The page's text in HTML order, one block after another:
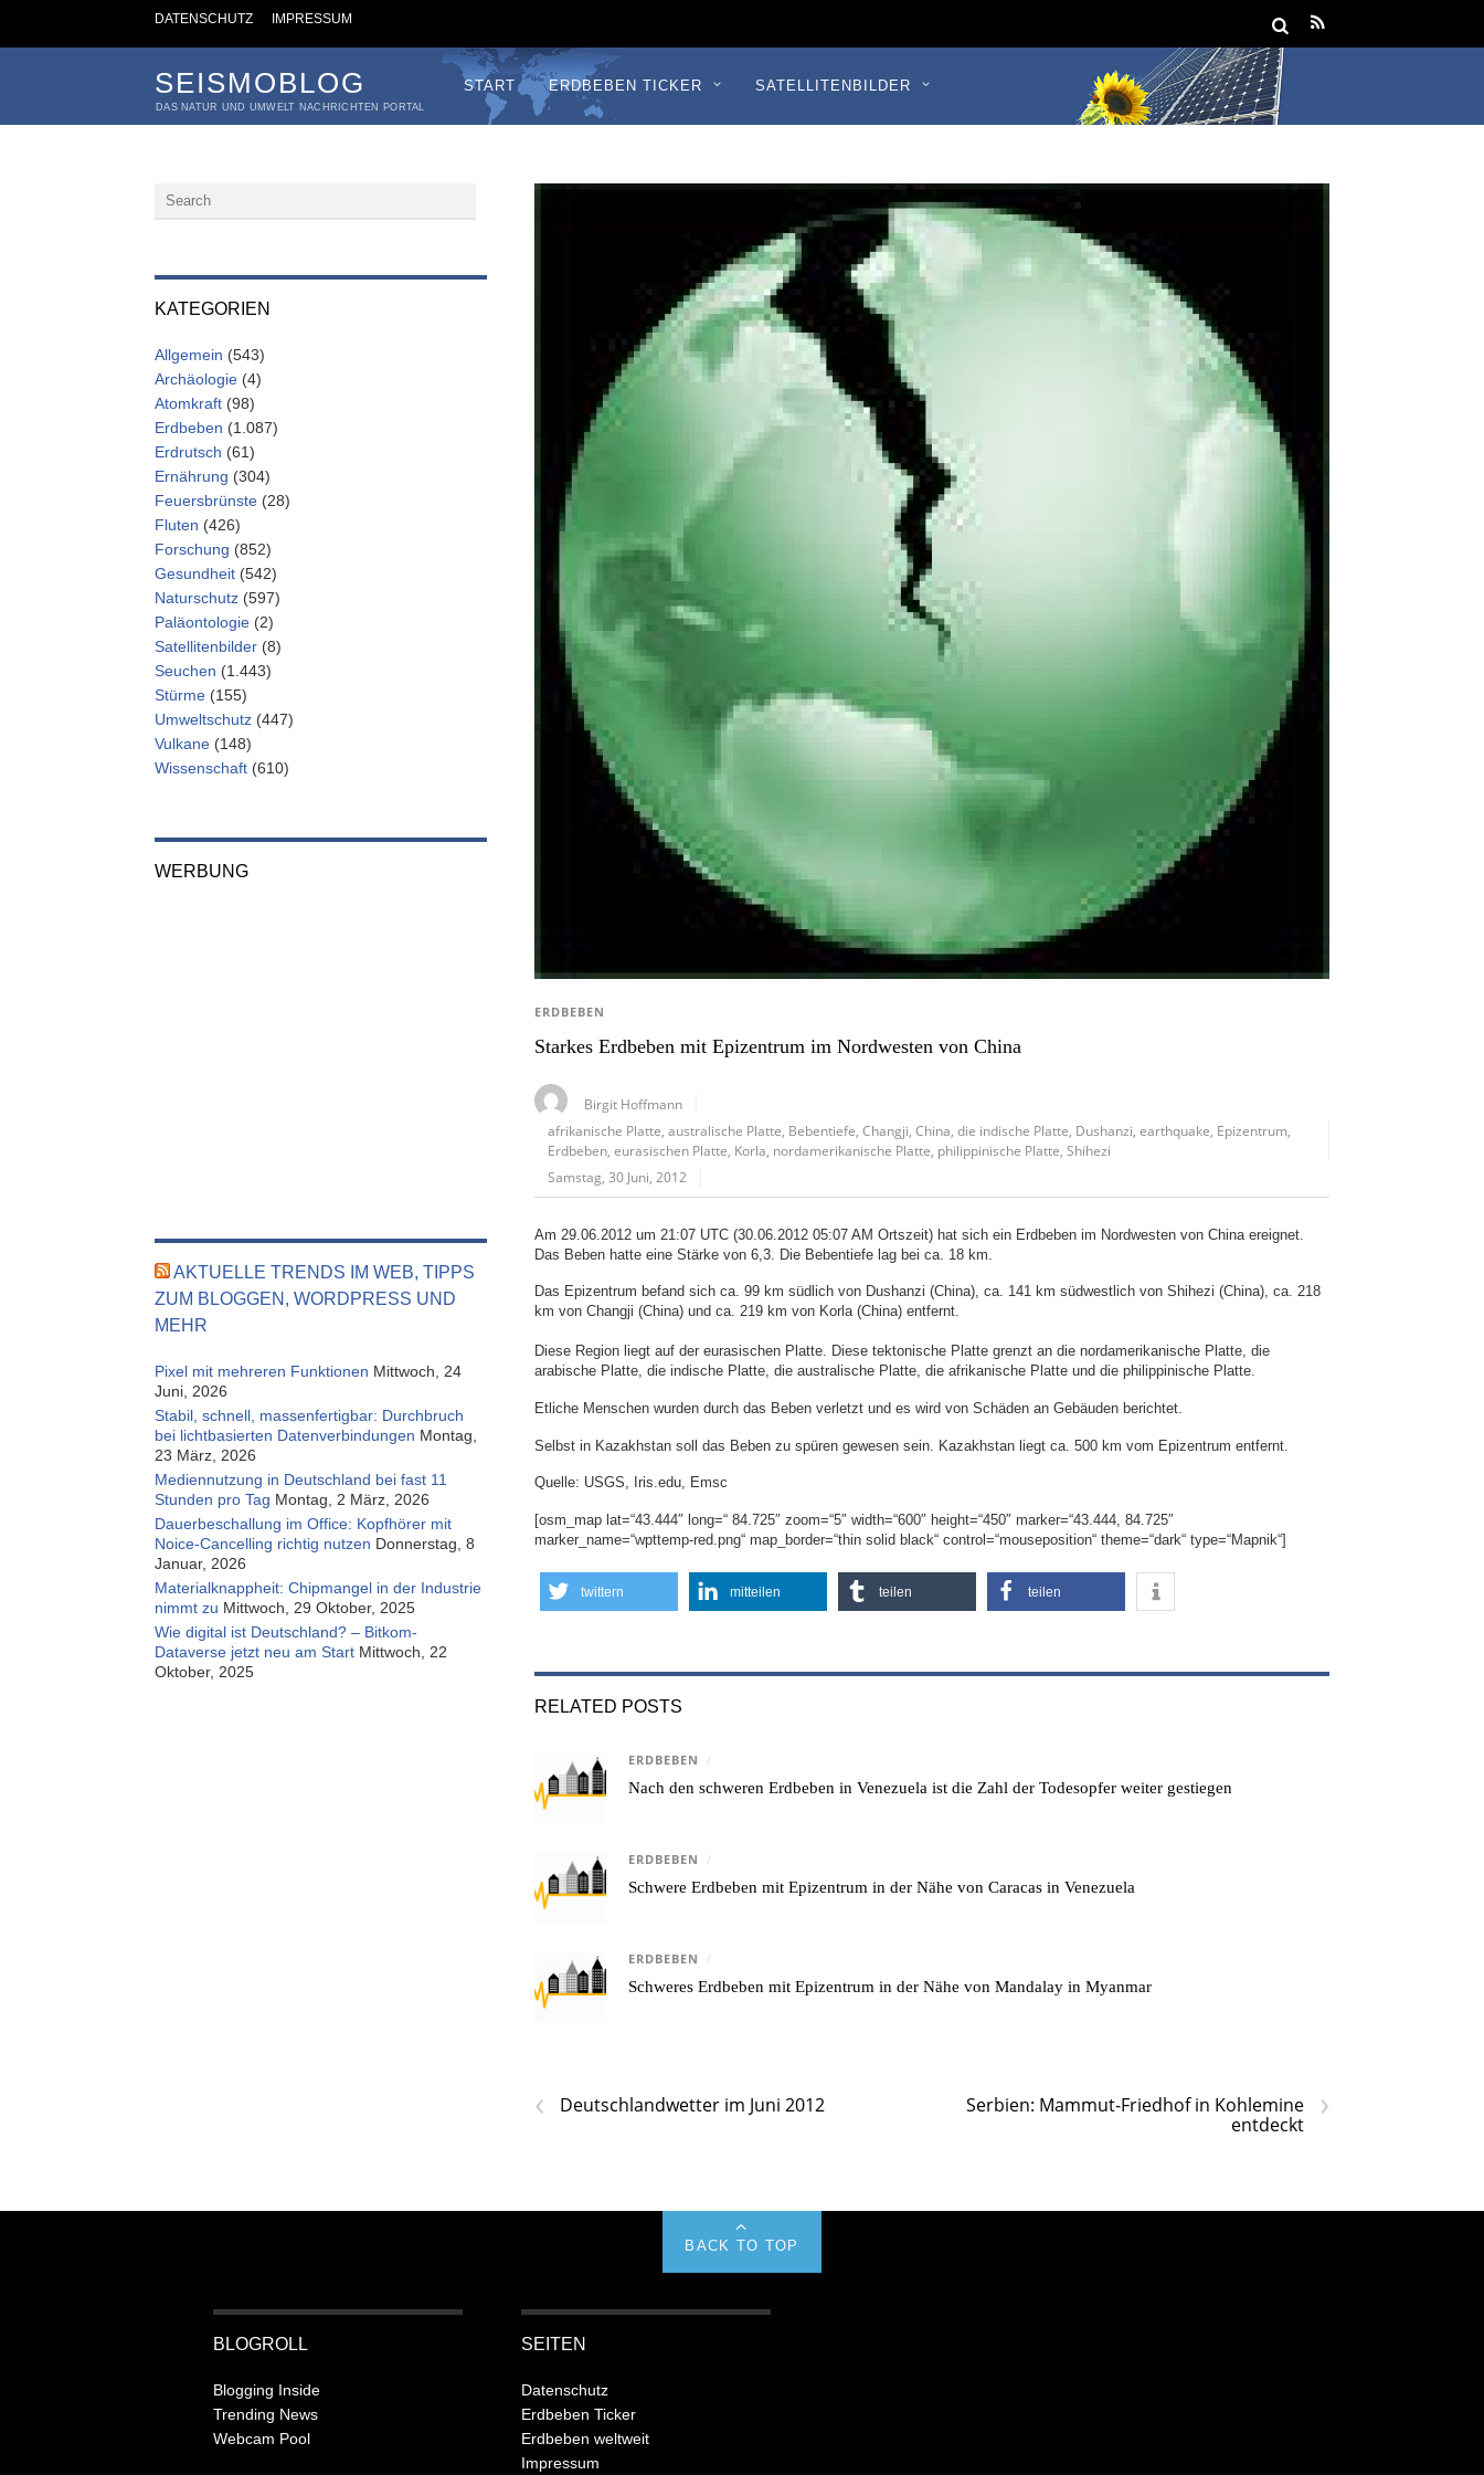
DATENSCHUTZ IMPRESSUM
SEISMOBLOG
DAS NATUR UND UMWELT NACHRICHTEN PORTAL
START ERDBEBEN TICKER SATELLITENBILDER
ERDBEBEN
Starkes Erdbeben mit Epizentrum im Nordwesten von China
Birgit Hoffmann
afrikanische Platte ,australische Platte Bebentiefe ,Changji ,China ,die indische Platte Dushanzi ,earthquake Epizentrum
Erdbeben ,eurasischen Platte Korla nordamerikanische Platte philippinische Platte ,Shihezi
Samstag, 30 Juni, 2012
Am 29.06.2012 um 21:07 UTC (30.06.2012 05:07 AM Ortszeit) hat sich ein Erdbeben im Nordwesten von China ereignet.
Das Beben hatte eine Stärke von 6,3. Die Bebentiefe lag bei ca. 18 km.
Das Epizentrum befand sich ca. 99 km südlich von Dushanzi (China), ca. 141 km südwestlich von Shihezi (China), ca. 218
km von Changji (China) und ca. 219 km von Korla (China) entfernt.
Diese Region liegt auf der eurasischen Platte. Diese tektonische Platte grenzt an die nordamerikanische Platte, die
arabische Platte, die indische Platte, die australische Platte, die afrikanische Platte und die philippinische Platte.
Etliche Menschen wurden durch das Beben verletzt und es wird von Schäden an Gebäuden berichtet.
Selbst in Kazakhstan soll das Beben zu spüren gewesen sein. Kazakhstan liegt ca. 500 km vom Epizentrum entfernt.
Quelle: USGS, Iris.edu, Emsc
[osm_map lat=“43.444″ long=“ 84.725″ zoom=“5″ width=“600″ height=“450″ marker=“43.444, 84.725″
marker_name=“wpttemp-red.png“ map_border=“thin solid black“ control=“mouseposition“ theme=“dark“ type=“Mapnik“]
twittern mitteilen teilen teilen
RELATED POSTS
ERDBEBEN /
Nach den schweren Erdbeben in Venezuela ist die Zahl der Todesopfer weiter gestiegen
ERDBEBEN /
Schwere Erdbeben mit Epizentrum in der Nähe von Caracas in Venezuela
ERDBEBEN /
Schweres Erdbeben mit Epizentrum in der Nähe von Mandalay in Myanmar
‹ Deutschlandwetter im Juni 2012 ›
Serbien: Mammut-Friedhof in Kohlemine
entdeckt
KATEGORIEN
Allgemein (543)
Archäologie (4)
Atomkraft (98)
Erdbeben (1.087)
Erdrutsch (61)
Ernährung (304)
Feuersbrünste (28)
Fluten (426)
Forschung (852)
Gesundheit (542)
Naturschutz (597)
Paläontologie (2)
Satellitenbilder (8)
Seuchen (1.443)
Stürme (155)
Umweltschutz (447)
Vulkane (148)
Wissenschaft (610)
WERBUNG
AKTUELLE TRENDS IM WEB, TIPPS
ZUM BLOGGEN, WORDPRESS UND
MEHR
Pixel mit mehreren Funktionen Mittwoch, 24
Juni, 2026
Stabil, schnell, massenfertigbar: Durchbruch
bei lichtbasierten Datenverbindungen Montag,
23 März, 2026
Mediennutzung in Deutschland bei fast 11
Stunden pro Tag Montag, 2 März, 2026
Dauerbeschallung im Office: Kopfhörer mit
Noice-Cancelling richtig nutzen Donnerstag, 8
Januar, 2026
Materialknappheit: Chipmangel in der Industrie
nimmt zu Mittwoch, 29 Oktober, 2025
Wie digital ist Deutschland? – Bitkom-
Dataverse jetzt neu am Start Mittwoch, 22
Oktober, 2025
BACK TO TOP
BLOGROLL
Blogging Inside
Trending News
Webcam Pool
SEITEN
Datenschutz
Erdbeben Ticker
Erdbeben weltweit
Impressum